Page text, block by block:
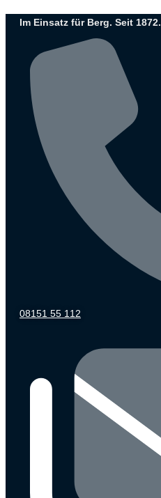
InhaltIm Einsatz für Berg. Seit 1872.
08151 55 112